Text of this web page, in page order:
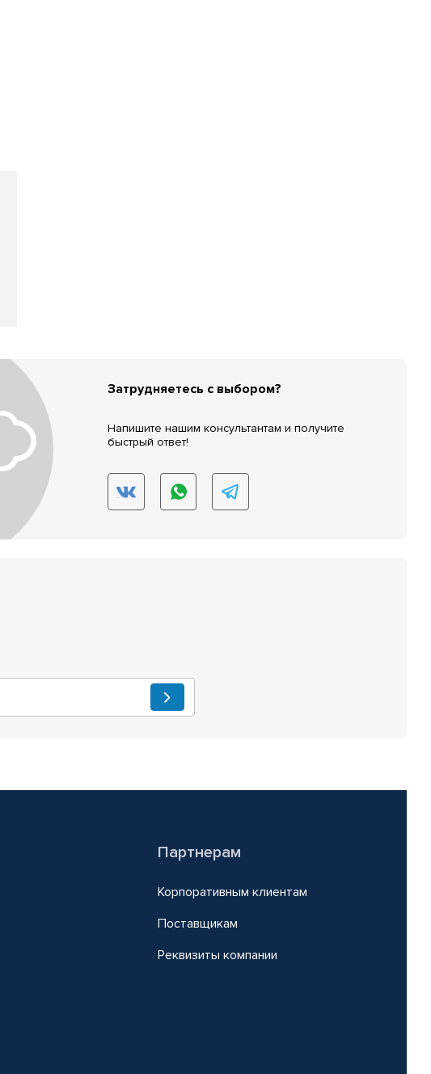
Затрудняетесь с выбором?
Напишите нашим консультантам и получите
быстрый ответ!
Партнерам
Корпоративным клиентам
Поставщикам
Реквизиты компании